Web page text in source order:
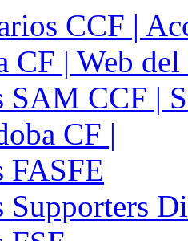
CCF |
CF | Web
SAM CCF |
CF |
FASFE
Supporters